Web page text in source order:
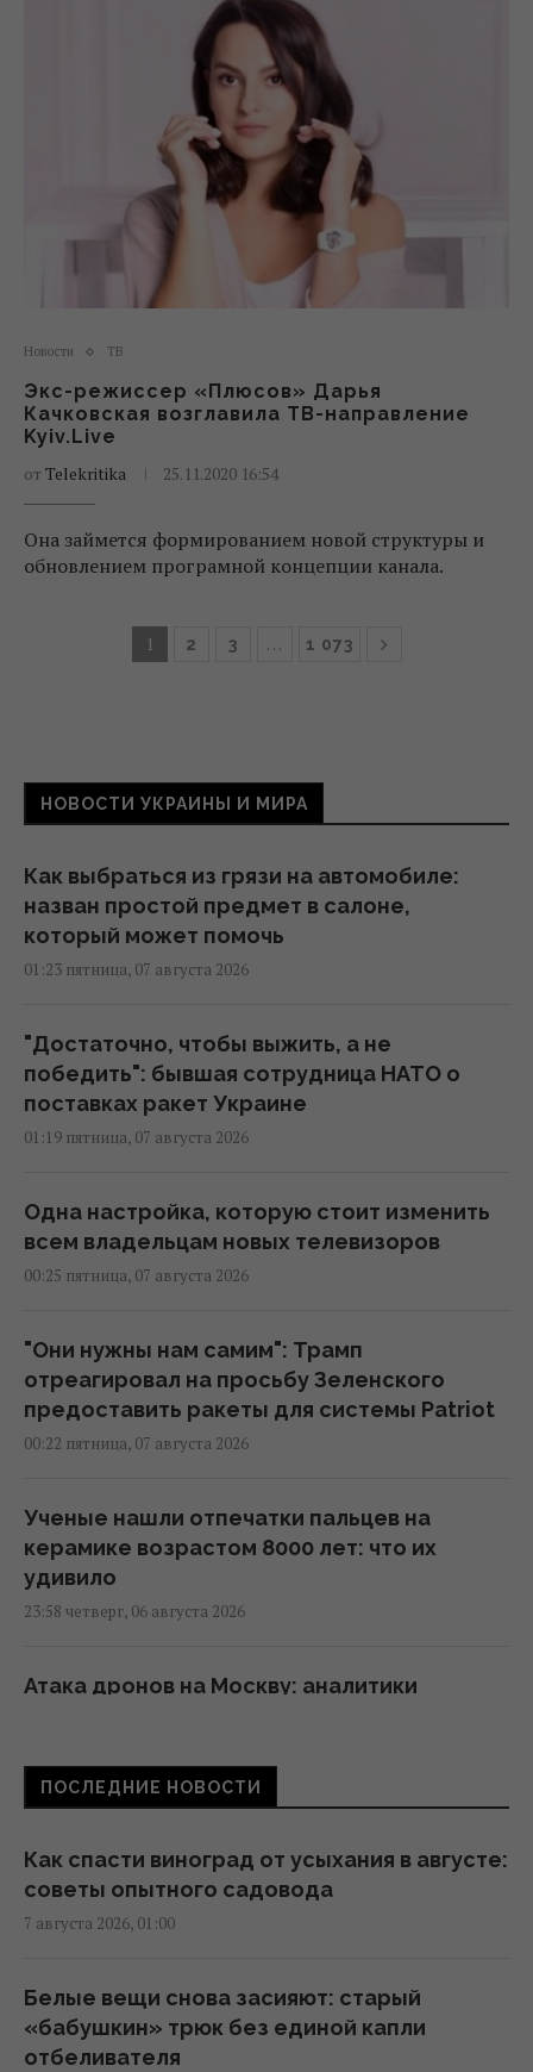
Новости ТВ
Экс-режиссер «Плюсов» Дарья
Качковская возглавила ТВ-направление
Kyiv.Live
от Telekritika 25.11.2020 16:54
Она займется формированием новой структуры и
обновлением програмной концепции канала.
1 2 3 … 1 073
НОВОСТИ УКРАИНЫ И МИРА
Как выбраться из грязи на автомобиле:
назван простой предмет в салоне,
который может помочь
01:23 пятница, 07 августа 2026
"Достаточно, чтобы выжить, а не
победить": бывшая сотрудница НАТО о
поставках ракет Украине
01:19 пятница, 07 августа 2026
Одна настройка, которую стоит изменить
всем владельцам новых телевизоров
00:25 пятница, 07 августа 2026
"Они нужны нам самим": Трамп
отреагировал на просьбу Зеленского
предоставить ракеты для системы Patriot
00:22 пятница, 07 августа 2026
Ученые нашли отпечатки пальцев на
керамике возрастом 8000 лет: что их
удивило
23:58 четверг, 06 августа 2026
Атака дронов на Москву: аналитики
23:39 четверг, 06 августа 2026
Женщины с дипломами чаще выбирают
успешных мужчин без высшего
образования, – исследование
Украина ставит Путина на предвыборные
часы, - Newsweek
ПОСЛЕДНИЕ НОВОСТИ
Как спасти виноград от усыхания в августе:
советы опытного садовода
7 августа 2026, 01:00
Белые вещи снова засияют: старый
«бабушкин» трюк без единой капли
отбеливателя